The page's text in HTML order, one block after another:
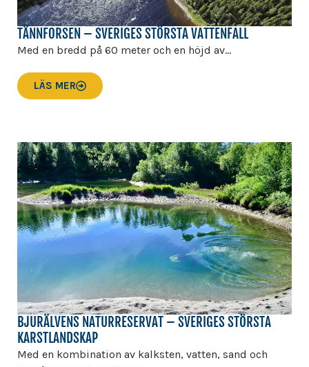
TÄNNFORSEN – SVERIGES STÖRSTA VATTENFALL
Med en bredd på 60 meter och en höjd av...
LÄS MER
BJURÄLVENS NATURRESERVAT – SVERIGES STÖRSTA
KARSTLANDSKAP
Med en kombination av kalksten, vatten, sand och